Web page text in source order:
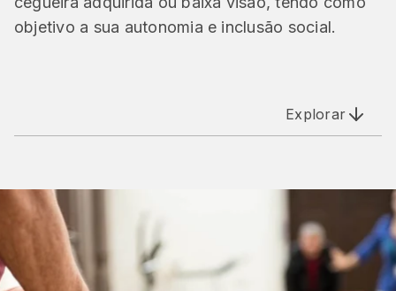
objetivo a sua autonomia e inclusão social.
Explorar